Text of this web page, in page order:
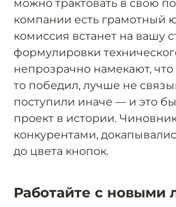
можно трактовать в свою
компании есть грамотный
комиссия встанет на вашу
формулировки
непрозрачно намекают, что
то победил, лучше не
поступили иначе — и это
проект в истории.
конкурентами,
до цвета кнопок.
Работайте с новыми